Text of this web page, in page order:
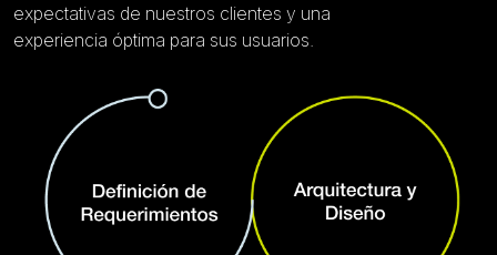
expectativas de nuestros clientes y una
experiencia óptima para sus usuarios.